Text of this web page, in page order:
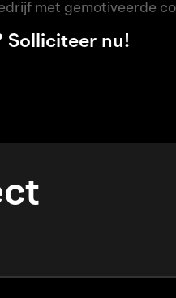
met gemotiveerde
Solliciteer nu!